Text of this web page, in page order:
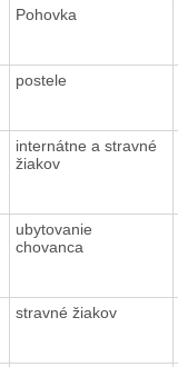
Pohovka
postele
internátne a stravné
žiakov
ubytovanie
chovanca
stravné žiakov